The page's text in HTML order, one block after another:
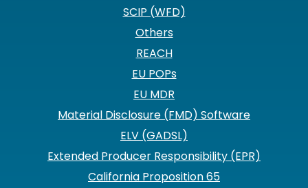
SCIP (WFD)
Others
REACH
EU POPs
EU MDR
Material Disclosure (FMD) Software
ELV (GADSL)
Extended Producer Responsibility (EPR)
California Proposition 65